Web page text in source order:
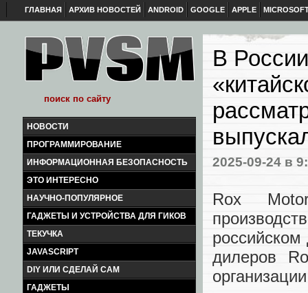
ГЛАВНАЯ АРХИВ НОВОСТЕЙ ANDROID GOOGLE APPLE
НОВОСТИ
ПРОГРАММИРОВАНИЕ
ИНФОРМАЦИОННАЯ БЕЗОПАСНОСТЬ
ЭТО ИНТЕРЕСНО
НАУЧНО-ПОПУЛЯРНОЕ
ГАДЖЕТЫ И УСТРОЙСТВА ДЛЯ ГИКОВ
ТЕКУЧКА
JAVASCRIPT
DIY ИЛИ СДЕЛАЙ САМ
ГАДЖЕТЫ
В
2025-09-24 в
Rox Motor
российском
дилеров